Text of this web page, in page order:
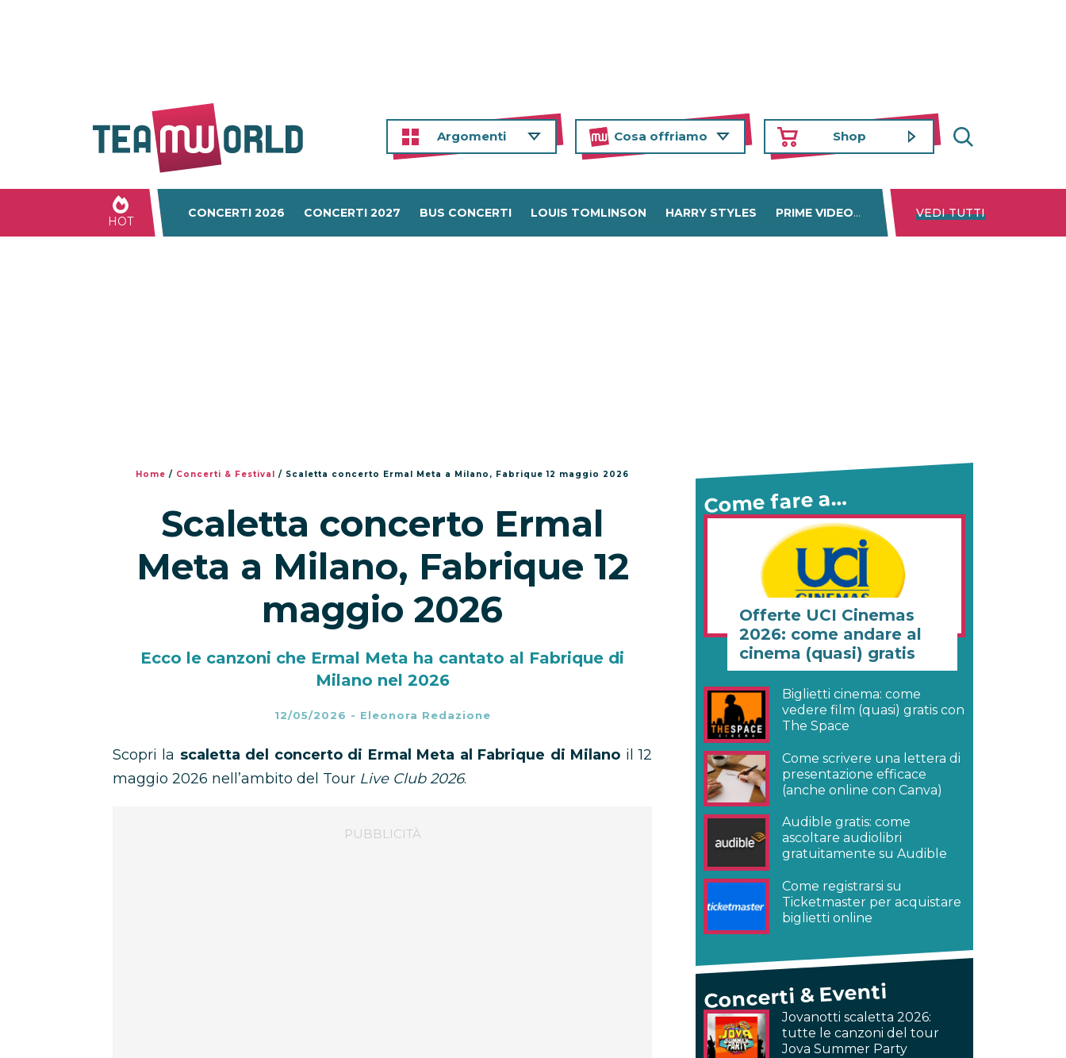
Argomenti Cosa offriamo Shop
HOT
CONCERTI 2026 CONCERTI 2027 BUS CONCERTI LOUIS TOMLINSON HARRY STYLES PRIME VIDEO DISNEY+ NETFLIX
VEDI TUTTI
Home / Concerti & Festival / Scaletta concerto Ermal Meta a Milano, Fabrique 12 maggio 2026
Scaletta concerto Ermal
Meta a Milano, Fabrique 12
maggio 2026
Ecco le canzoni che Ermal Meta ha cantato al Fabrique di
Milano nel 2026
12/05/2026 - Eleonora Redazione
Scopri la scaletta del concerto di Ermal Meta al Fabrique di Milano il 12
maggio 2026 nell’ambito del Tour Live Club 2026.
Come fare a…
Offerte UCI Cinemas
2026: come andare al
cinema (quasi) gratis
Biglietti cinema: come
vedere film (quasi) gratis con
The Space
Come scrivere una lettera di
presentazione efficace
(anche online con Canva)
Audible gratis: come
ascoltare audiolibri
gratuitamente su Audible
Come registrarsi su
Ticketmaster per acquistare
biglietti online
Concerti & Eventi
Jovanotti scaletta 2026:
tutte le canzoni del tour
Jova Summer Party